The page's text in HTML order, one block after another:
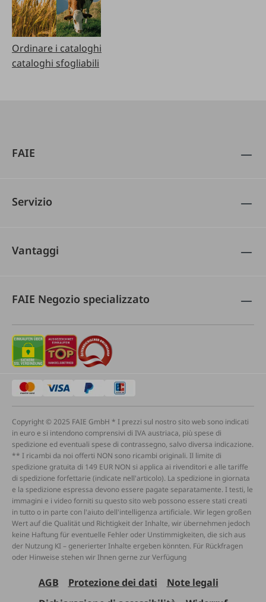
Ordinare i cataloghi
cataloghi sfogliabili
FAIE
Servizio
Vantaggi
FAIE Negozio specializzato
Copyright © 2025 FAIE GmbH * I prezzi sul nostro sito web sono indicati
in euro e si intendono comprensivi di IVA austriaca, più spese di
spedizione ed eventuali spese di contrassegno, salvo diversa indicazione.
** I ricambi da noi offerti NON sono ricambi originali. Il limite di
spedizione gratuita di 149 EUR NON si applica ai rivenditori e alle tariffe
di spedizione forfettarie (indicate nell'articolo). La spedizione in giornata
e la spedizione espressa devono essere pagate separatamente. I testi, le
immagini e i video forniti su questo sito web possono essere stati creati
in tutto o in parte con l'aiuto dell'intelligenza artificiale. Wir legen großen
Wert auf die Qualität und Richtigkeit der Inhalte, wir übernehmen jedoch
keine Haftung für eventuelle Fehler oder Unstimmigkeiten, die sich aus
der Nutzung KI – generierter Inhalte ergeben könnten. Für Rückfragen
oder Hinweise stehen wir Ihnen gerne zur Verfügung
AGB Protezione dei dati
Note legali